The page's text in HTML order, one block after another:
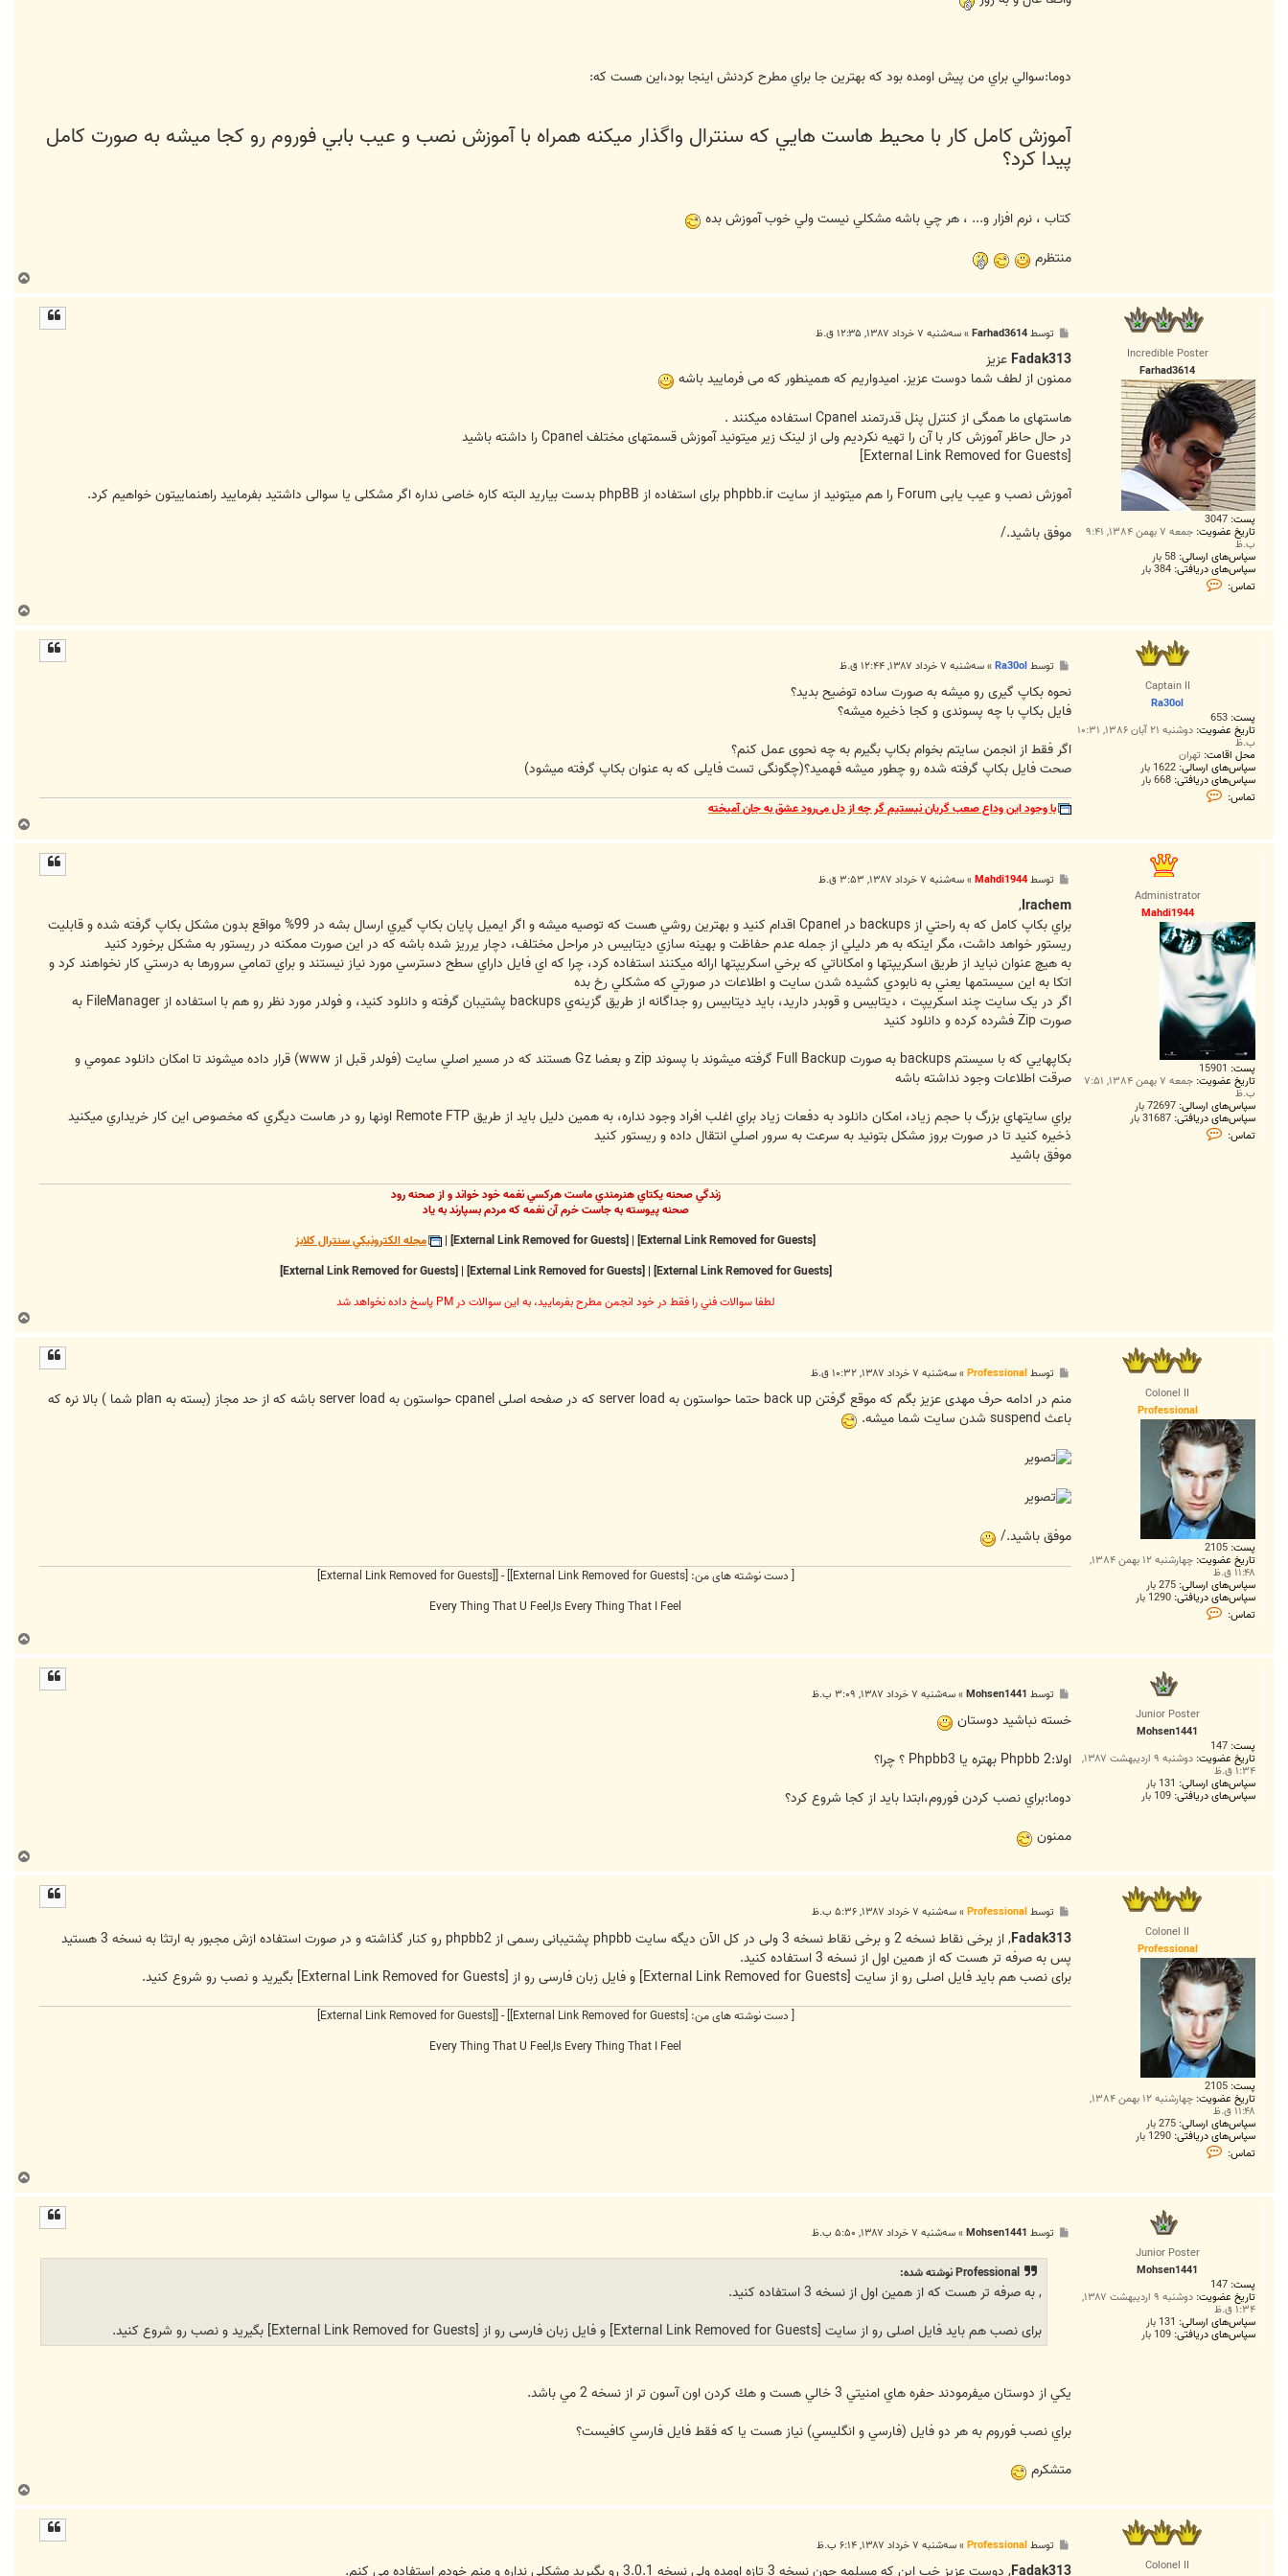
دوما:سوالي براي من پيش اومده بود كه بهترين جا براي مطرح كردنش اينجا بود،اين هست كه:
آموزش كامل كار با محيط هاست هايي كه سنترال واگذار ميكنه همراه با آموزش نصب و عيب بابي فوروم رو كجا ميشه به صورت كامل
پيدا كرد؟
كتاب ، نرم افزار و... ، هر چي باشه مشكلي نيست ولي خوب آموزش بده
منتظرم
ا
Incredible Poster
Farhad3614
پست: 3047
تاریخ عضویت: جمعه ۷ بهمن ۱۳۸۴, ۹:۴۱
ب.ظ
سپاس‌های ارسالی: 58 بار
سپاس‌های دریافتی: 384 بار
تماس:
ت
F
1
ت
توسطFarhad3614
»سه‌شنبه ۷ خرداد ۱۳۸۷, ۱۲:۳۵ ق.ظ
Fadak313 عزیز
ممنون از لطف شما دوست عزیز. امیدواریم که همینطور که می فرمایید باشه
هاستهای ما همگی از کنترل پنل قدرتمند Cpanel استفاده میکنند .
در حال حاظر آموزش کار با آن را تهیه نکردیم ولی از لینک زیر میتونید آموزش قسمتهای مختلف Cpanel را داشته باشید
[External Link Removed for Guests]
آموزش نصب و عیب یابی Forum را هم میتونید از سایت phpbb.ir برای استفاده از phpBB بدست بیارید البته کاره خاصی نداره اگر مشکلی یا سوالی داشتید بفرمایید راهنماییتون خواهیم کرد.
موفق باشید./
ا
Captain II
Ra30ol
پست: 653
تاریخ عضویت: دوشنبه ۲۱ آبان ۱۳۸۶, ۱۰:۳۱
ب.ظ
محل اقامت: تهران
سپاس‌های ارسالی: 1622 بار
سپاس‌های دریافتی: 668 بار
تماس:
ت
R
o
ت
توسطRa30ol
»سه‌شنبه ۷ خرداد ۱۳۸۷, ۱۲:۴۴ ق.ظ
نحوه بکاپ گیری رو میشه به صورت ساده توضیح بدید؟
فایل بکاپ با چه پسوندی و کجا ذخیره میشه؟
اگر فقط از انجمن سایتم بخوام بکاپ بگیرم به چه نحوی عمل کنم؟
صحت فایل بکاپ گرفته شده رو چطور میشه فهمید؟(چگونگی تست فایلی که به عنوان بکاپ گرفته میشود)
با وجود این وداع صعب گریان نیستیم گر چه از دل می‌رود عشق به جان آمیخته
ا
Administrator
Mahdi1944
پست: 15901
تاریخ عضویت: جمعه ۷ بهمن ۱۳۸۴, ۷:۵۱
ب.ظ
سپاس‌های ارسالی: 72697 بار
سپاس‌های دریافتی: 31687 بار
تماس:
ت
ت
توسطMahdi1944
»سه‌شنبه ۷ خرداد ۱۳۸۷, ۳:۵۳ ق.ظ
Irachem
,
براي بکاپ کامل که به راحتي از backups در Cpanel اقدام کنيد و بهترين روشي هست که توصيه ميشه و اگر ايميل پايان بکاپ گيري ارسال بشه در 99% مواقع بدون مشکل بکاپ گرفته شده و قابليت
ريستور خواهد داشت، مگر اينکه به هر دليلي از جمله عدم حفاظت و بهينه سازي ديتابيس در مراحل مختلف، دچار يرريز شده باشه که در اين صورت ممکنه در ريستور به مشکل برخورد کنيد
به هيچ عنوان نبايد از طريق اسکريپتها و امکاناتي که برخي اسکريپتها ارائه ميکنند استفاده کرد، چرا که اي فايل داراي سطح دسترسي مورد نياز نيستند و براي تمامي سرورها به درستي کار نخواهند کرد و
اتکا به اين سيستمها يعني به نابودي کشيده شدن سايت و اطلاعات در صورتي که مشکلي رخ بده
اگر در يک سايت چند اسکريپت ، ديتابيس و قوبدر داريد، بايد ديتابيس رو جداگانه از طريق گزينه‌ي backups پشتيبان گرفته و دانلود کنيد، و فولدر مورد نظر رو هم با استفاده از FileManager به
صورت Zip فشرده کرده و دانلود کنيد
بکاپهايي که با سيستم backups به صورت Full Backup گرفته ميشوند با پسوند zip و بعضا Gz هستند که در مسير اصلي سايت (فولدر قبل از www) قرار داده ميشوند تا امکان دانلود عمومي و
صرقت اطلاعات وجود نداشته باشه
براي سايتهاي بزرگ با حجم زياد، امکان دانلود به دفعات زياد براي اغلب افراد وجود نداره، به همين دليل بايد از طريق Remote FTP اونها رو در هاست ديگري که مخصوص اين کار خريداري ميکنيد
ذخيره کنيد تا در صورت بروز مشکل بتونيد به سرعت به سرور اصلي انتقال داده و ريستور کنيد
موفق باشيد
زندگي صحنه يکتاي هنرمندي ماست هرکسي نغمه خود خواند و از صحنه رود
صحنه پيوسته به جاست خرم آن نغمه که مردم بسپارند به ياد
[External Link Removed for Guests]
|
[External Link Removed for Guests]
|
مجله الکترونيکي سنترال کلابز
[External Link Removed for Guests]
|
[External Link Removed for Guests]
|
[External Link Removed for Guests]
لطفا سوالات فني را فقط در خود انجمن مطرح بفرماييد، به اين سوالات در PM پاسخ داده نخواهد شد
ا
Colonel II
Professional
پست: 2105
تاریخ عضویت: چهارشنبه ۱۲ بهمن ۱۳۸۴,
۱۱:۴۸ ق.ظ
سپاس‌های ارسالی: 275 بار
سپاس‌های دریافتی: 1290 بار
تماس:
ت
P
e
o
a
l
ت
توسطProfessional
»سه‌شنبه ۷ خرداد ۱۳۸۷, ۱۰:۳۲ ق.ظ
منم در ادامه حرف مهدی عزیز بگم که موقع گرفتن back up حتما حواستون به server load که در صفحه اصلی cpanel حواستون به server load باشه که از حد مجاز (بسته به plan شما ) بالا نره که
باعث suspend شدن سایت شما میشه.
موفق باشید./
[ دست نوشته های من: [External Link Removed for Guests]
] - [
[External Link Removed for Guests]
Every Thing That U Feel,Is Every Thing That I Feel
ا
Junior Poster
Mohsen1441
پست: 147
تاریخ عضویت: دوشنبه ۹ اردیبهشت ۱۳۸۷,
۱:۳۴ ق.ظ
سپاس‌های ارسالی: 131 بار
سپاس‌های دریافتی: 109 بار
ت
توسط Mohsen1441
»سه‌شنبه ۷ خرداد ۱۳۸۷, ۳:۰۹ ب.ظ
خسته نباشيد دوستان
اولا:Phpbb 2 بهتره يا Phpbb3 ؟ چرا؟
دوما:براي نصب كردن فوروم،ابتدا بايد از كجا شروع كرد؟
ممنون
ا
Colonel II
Professional
پست: 2105
تاریخ عضویت: چهارشنبه ۱۲ بهمن ۱۳۸۴,
۱۱:۴۸ ق.ظ
سپاس‌های ارسالی: 275 بار
سپاس‌های دریافتی: 1290 بار
تماس:
P
e
o
a
l
ت
توسطProfessional
»سه‌شنبه ۷ خرداد ۱۳۸۷, ۵:۳۶ ب.ظ
Fadak313
, از برخی نقاط نسخه 2 و برخی نقاط نسخه 3 ولی در کل الآن دیگه سایت phpbb پشتیبانی رسمی از phpbb2 رو کنار گذاشته و در صورت استفاده ازش مجبور به ارتثا به نسخه 3 هستید
پس به صرفه تر هست که از همین اول از نسخه 3 استفاده کنید.
برای نصب هم باید فایل اصلی رو از سایت [External Link Removed for Guests] و فایل زبان فارسی رو از [External Link Removed for Guests] بگیرید و نصب رو شروع کنید.
[ دست نوشته های من: [External Link Removed for Guests]
] - [
[External Link Removed for Guests]
Every Thing That U Feel,Is Every Thing That I Feel
ا
Junior Poster
Mohsen1441
پست: 147
تاریخ عضویت: دوشنبه ۹ اردیبهشت ۱۳۸۷,
۱:۳۴ ق.ظ
سپاس‌های ارسالی: 131 بار
سپاس‌های دریافتی: 109 بار
توسط Mohsen1441
»سه‌شنبه ۷ خرداد ۱۳۸۷, ۵:۵۰ ب.ظ
Professional نوشته شده:
, به صرفه تر هست که از همین اول از نسخه 3 استفاده کنید.
برای نصب هم باید فایل اصلی رو از سایت [External Link Removed for Guests] و فایل زبان فارسی رو از [External Link Removed for Guests] بگیرید و نصب رو شروع کنید.
يكي از دوستان ميفرمودند حفره هاي امنيتي 3 خالي هست و هك كردن اون آسون تر از نسخه 2 مي باشد.
براي نصب فوروم به هر دو فايل (فارسي و انگليسي) نياز هست يا كه فقط فايل فارسي كافيست؟
متشكرم
ا
Colonel II
ت
توسطProfessional
»سه‌شنبه ۷ خرداد ۱۳۸۷, ۶:۱۴ ب.ظ